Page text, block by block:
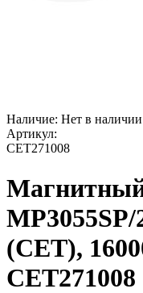
Наличие: Нет в наличии
Артикул:
CET271008
MP3055SP/
(CET),
CET271008